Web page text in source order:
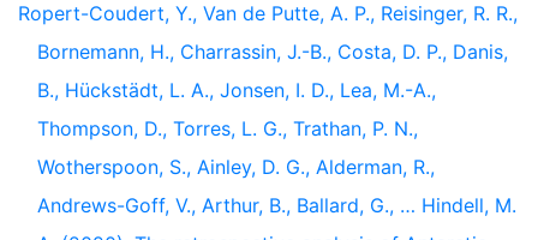
Ropert-Coudert, Y., Van de Putte, A. P., Reisinger, R. R.,
Bornemann, H., Charrassin, J.-B., Costa, D. P., Danis,
B., Hückstädt, L. A., Jonsen, I. D., Lea, M.-A.,
Thompson, D., Torres, L. G., Trathan, P. N.,
Wotherspoon, S., Ainley, D. G., Alderman, R.,
Andrews-Goff, V., Arthur, B., Ballard, G., … Hindell, M.